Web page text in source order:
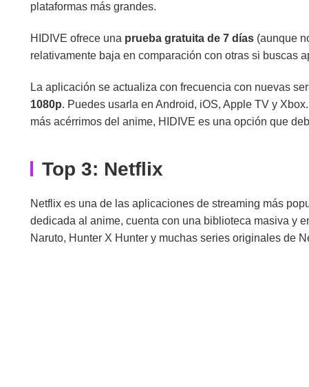
plataformas más grandes.
HIDIVE ofrece una prueba gratuita de 7 días (aunque
relativamente baja en comparación con otras si buscas
La aplicación se actualiza con frecuencia con nuevas
1080p. Puedes usarla en Android, iOS, Apple TV y
más acérrimos del anime, HIDIVE es una opción que
Top 3: Netflix
Netflix es una de las aplicaciones de streaming más
dedicada al anime, cuenta con una biblioteca masiva y
Naruto, Hunter X Hunter y muchas series originales de